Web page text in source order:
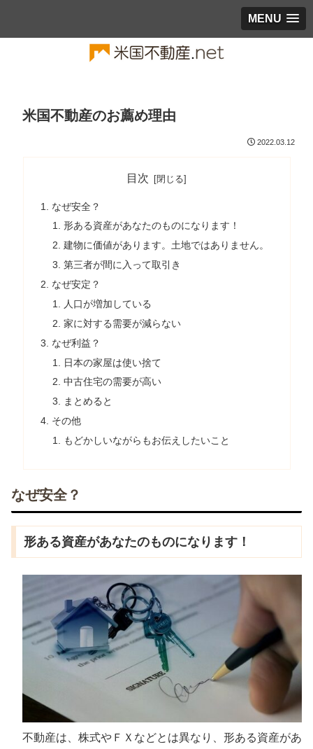
MENU
米国不動産のお薦め理由
2022.03.12
目次
なぜ安全？
形ある資産があなたのものになります！
建物に価値があります。土地ではありません。
第三者が間に入って取引き
なぜ安定？
人口が増加している
家に対する需要が減らない
なぜ利益？
日本の家屋は使い捨て
中古住宅の需要が高い
まとめると
その他
もどかしいながらもお伝えしたいこと
なぜ安全？
形ある資産があなたのものになります！
不動産は、株式やＦＸなどとは異なり、形ある資産があ